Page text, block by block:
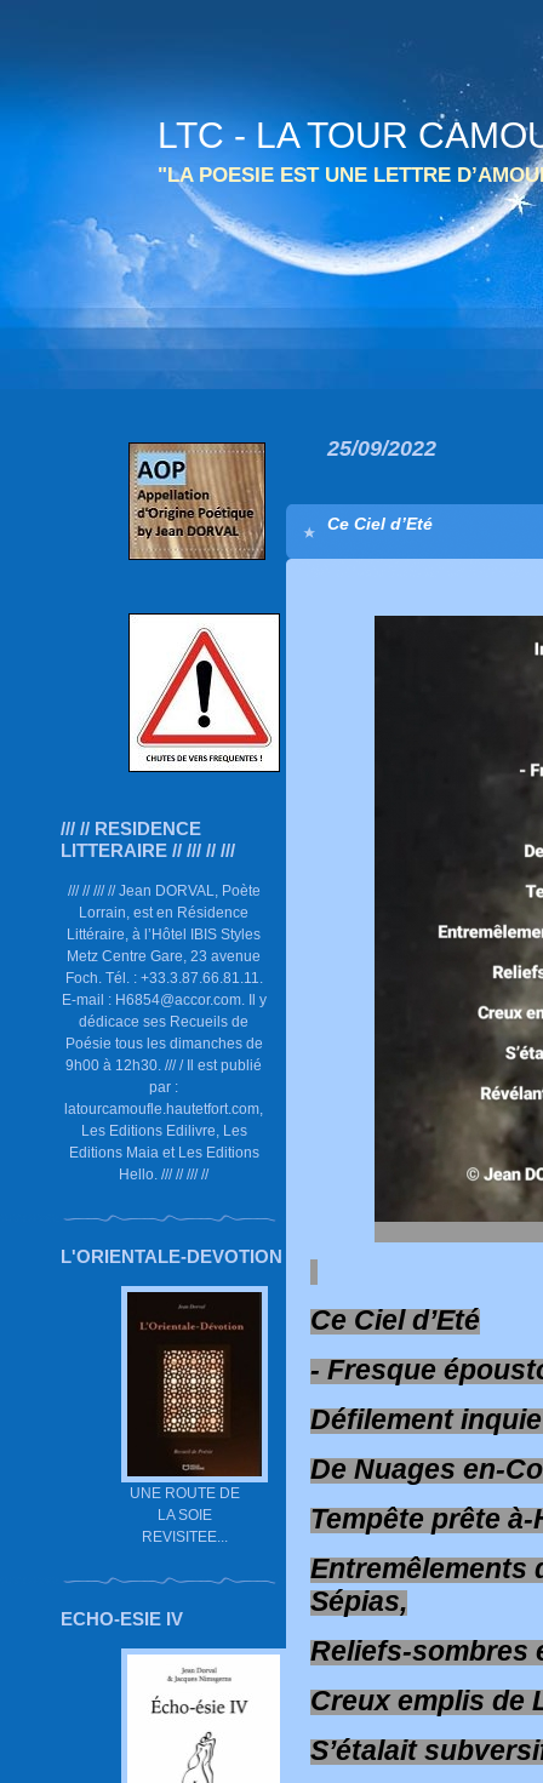
LTC - LA TOUR
"LA POESIE EST UNE LETTRE
/// // RESIDENCE
LITTERAIRE // /// // ///
/// // /// // Jean DORVAL, Poète
Lorrain, est en Résidence
Littéraire, à l’Hôtel IBIS Styles
Metz Centre Gare, 23 avenue
Foch. Tél. : +33.3.87.66.81.11.
E-mail : H6854@accor.com. Il y
dédicace ses Recueils de
Poésie tous les dimanches de
9h00 à 12h30. /// / Il est publié
par :
latourcamoufle.hautetfort.com,
Les Editions Edilivre, Les
Editions Maia et Les Editions
Hello. /// // /// //
L'ORIENTALE-DEVOTION
UNE ROUTE DE
LA SOIE
REVISITEE...
ECHO-ESIE IV
25/09/2022
Ce Ciel d’Eté
Ce Ciel d’Eté
- Fresque
Défilement
De Nuages en-
Tempête prête à-
Entremêlements
Sépias,
Reliefs-sombres
Creux emplis de
S’étalait